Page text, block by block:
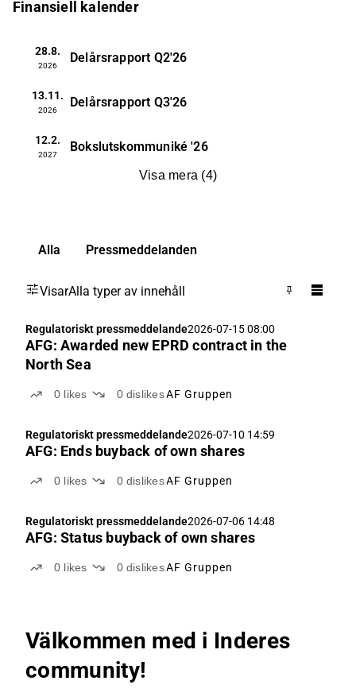
Finansiell kalender
28.8.
2026
Delårsrapport Q2'26
13.11.
2026
Delårsrapport Q3'26
12.2.
2027
Bokslutskommuniké '26
Visa mera (4)
Alla Pressmeddelanden
VisarAlla typer av innehåll
Regulatoriskt pressmeddelande2026-07-15 08:00
AFG: Awarded new EPRD contract in the
North Sea
0 likes 0 dislikesAF Gruppen
Regulatoriskt pressmeddelande2026-07-10 14:59
AFG: Ends buyback of own shares
0 likes 0 dislikesAF Gruppen
Regulatoriskt pressmeddelande2026-07-06 14:48
AFG: Status buyback of own shares
0 likes 0 dislikesAF Gruppen
Välkommen med i Inderes
community!